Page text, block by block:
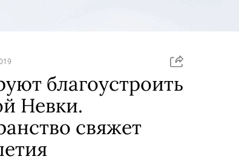
благоустроить
Невки.
свяжет